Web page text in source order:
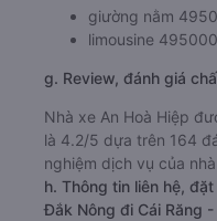
giường nằm
limousine
g. Review, đánh giá
Nhà xe An Hoà Hiệp
là 4.2/5 dựa trên 164
nghiệm dịch vụ của
h. Thông tin liên hệ,
Đắk Nông đi Cái Răng